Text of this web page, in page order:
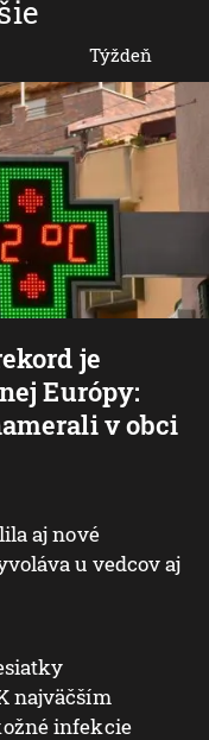
je
Európy:
v obci
aj nové
u vedcov aj
najväčším
infekcie
Týždeň